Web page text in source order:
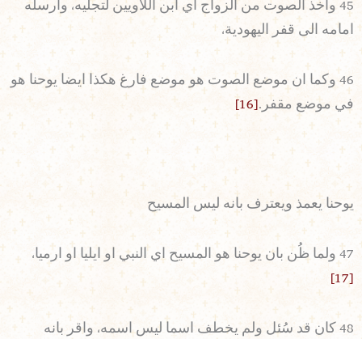
45 واخذ الصوت من الزواج اي ابن اللاويين لتجليه، وارسله
امامه الى قفر اليهودية،
46 وكما ان موضع الصوت هو موضع فارغ هكذا ايضا يوحنا هو
في موضع مقفر.[16]
يوحنا يعمذ ويعترف بانه ليس المسيح
47 ولما ظُن بان يوحنا هو المسيح اي النبي او ايليا او ارميا،
[17]
48 كان قد سُئل ولم يخطف اسما ليس اسمه، واقر بانه